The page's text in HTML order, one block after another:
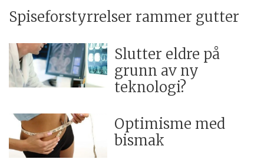
Spiseforstyrrelser rammer gutter
Slutter eldre på
grunn av ny
teknologi?
Optimisme med
bismak